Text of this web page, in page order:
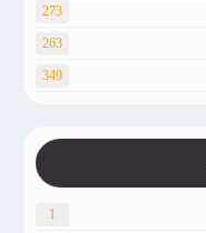
273
263
349
1